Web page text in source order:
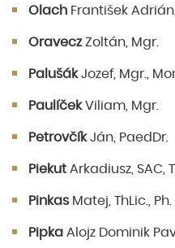
Olach František
OraveczZoltán, Mgr.
PalušákJozef, Mgr.,
PaulíčekViliam, Mgr.
PetrovčíkJán, PaedDr.
Piekut Arkadiusz, SAC,
Pinkas Matej, ThLic., Ph.
Pipka Alojz Dominik